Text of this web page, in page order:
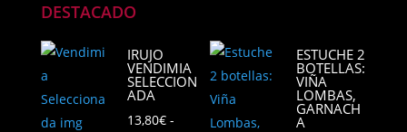
DESTACADO
IRUJO
VENDIMIA
SELECCION
ADA
13,80€ -
ESTUCHE 2
BOTELLAS:
VIÑA
LOMBAS,
GARNACH
A